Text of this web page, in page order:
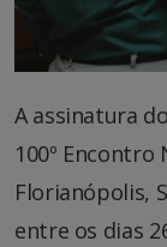
A assinatura
100º Encontro
Florianópolis,
entre os dias